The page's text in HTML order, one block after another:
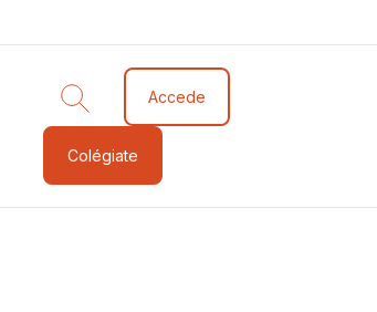
Accede
Colégiate